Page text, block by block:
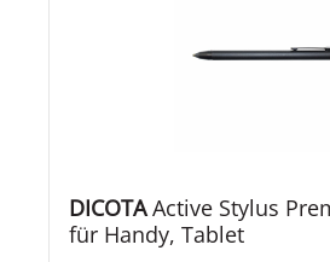
DICOTAActive Stylus Premium - Stylus
für Handy, Tablet